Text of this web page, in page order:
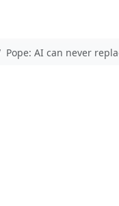
Pope: AI can never